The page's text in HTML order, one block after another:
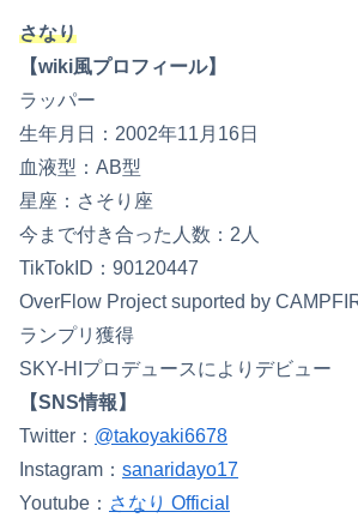
さなり
【wiki風プロフィール】
ラッパー
生年月日：2002年11月16日
血液型：AB型
星座：さそり座
今まで付き合った人数：2人
TikTokID：90120447
OverFlow Project suported by
ランプリ獲得
SKY-HIプロデュースによりデビュー
【SNS情報】
Twitter： @takoyaki6678
Instagram： sanaridayo17
Youtube： さなり Official